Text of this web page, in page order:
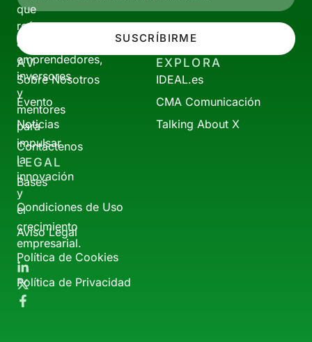
que
reúne
a
emprendedores,
inversores
y
mentores
para
impulsar
la
innovación
y
el
crecimiento
empresarial.
SUSCRÍBIRME
AV
Sobre Nosotros
Evento
Noticias
Contáctenos
EXPLORA
IDEAL.es
CMA Comunicación
Talking About X
LEGAL
Bases
Condiciones de Uso
Aviso Legal
Política de Cookies
Política de Privacidad